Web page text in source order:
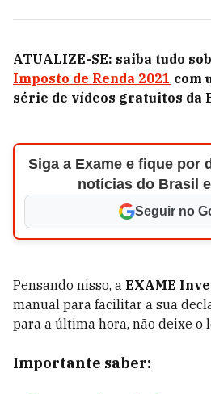
ATUALIZE-SE: saiba tudo
Imposto de Renda 2021 com
série de vídeos gratuitos da
Siga a Exame e fique por
notícias do Brasil
Seguir no
Pensando nisso, a EXAME
manual para facilitar a sua
para a última hora, não deixe o
Importante saber: